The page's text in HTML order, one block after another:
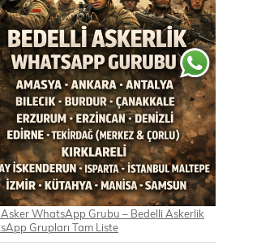
WhatsApp Grubu – Bedelli Askerlik
Grupları Tam Liste